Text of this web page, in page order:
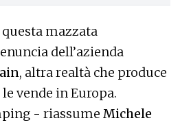
questa mazzata
dell’azienda
, altra realtà che produce
vende in Europa.
- riassume Michele